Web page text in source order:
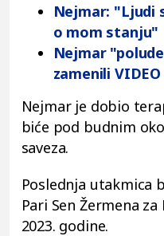
Nejmar: "Ljudi
o mom stanju"
Nejmar
zamenili VIDEO
Nejmar je dobio
biće pod budnim
saveza.
Poslednja utakmica
Pari Sen Žermena
2023. godine.